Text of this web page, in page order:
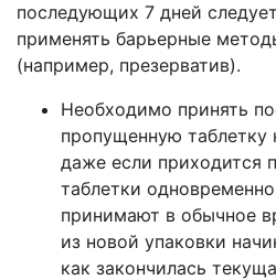
последующих 7 дней
применять барьерные
(например, презерватив).
Необходимо принять
пропущенную
даже если приходится
таблетки
принимают в обычное
из новой упаковки
как закончилась